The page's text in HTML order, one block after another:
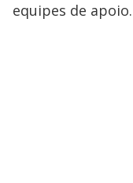
equipes de apoio.